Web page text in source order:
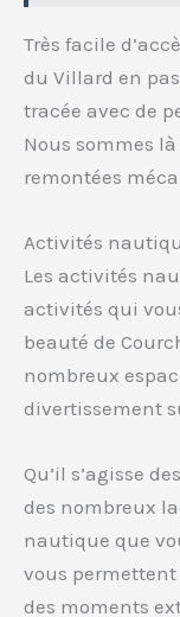
Très facile
du Villard en
tracée avec de
Nous sommes
remontées
Activités
Les activités
activités qui
beauté de
nombreux
divertissement
Qu’il s’agisse
des nombreux
nautique que
vous
des moments